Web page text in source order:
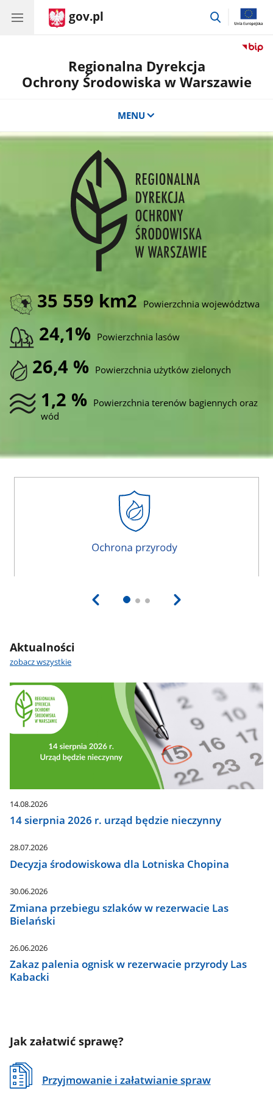
gov.pl
przejdź
Regionalna Dyrekcja
Ochrony Środowiska w Warszawie
MENU
35 559 km2 Powierzchnia województwa
24,1% Powierzchnia lasów
26,4 % Powierzchnia użytków zielonych
1,2 % Powierzchnia terenów bagiennych oraz
wód
Aktualności
zobacz wszystkie
14.08.2026
14 sierpnia 2026 r. urząd będzie nieczynny
28.07.2026
Decyzja środowiskowa dla Lotniska Chopina
30.06.2026
Zmiana przebiegu szlaków w rezerwacie Las
Bielański
26.06.2026
Zakaz palenia ognisk w rezerwacie przyrody Las
Kabacki
Jak załatwić sprawę?
Przyjmowanie i załatwianie spraw